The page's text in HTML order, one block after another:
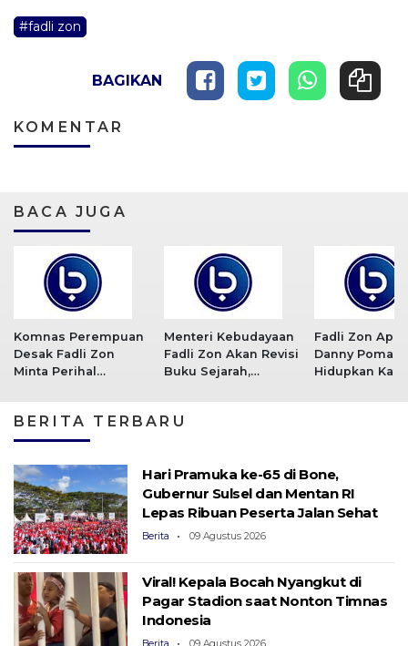
#fadli zon
BAGIKAN
KOMENTAR
BACA JUGA
Komnas Perempuan
Desak Fadli Zon
Tak Ada Kekerasan
Seksual di Tragedi
Menteri Kebudayaan
Fadli Zon Akan Revisi
Pada HUT Ke-80 RI
Fadli Zon
Danny
BERITA TERBARU
Hari Pramuka ke-65 di Bone,
Gubernur Sulsel dan Mentan RI
Lepas Ribuan Peserta Jalan Sehat
Viral! Kepala Bocah Nyangkut di
Pagar Stadion saat Nonton Timnas
Indonesia